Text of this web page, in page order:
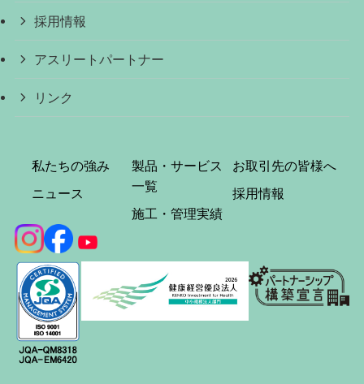
採用情報
アスリートパートナー
リンク
私たちの強み
ニュース
製品・サービス
一覧
施工・管理実績
お取引先の皆様へ
採用情報